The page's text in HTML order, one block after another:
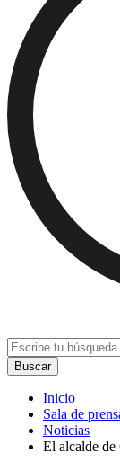
Inicio
Sala de
Noticias
El alcalde de